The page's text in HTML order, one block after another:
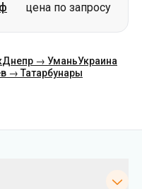
цена по запросу
Днепр → УманьУкраина
→ Татарбунары